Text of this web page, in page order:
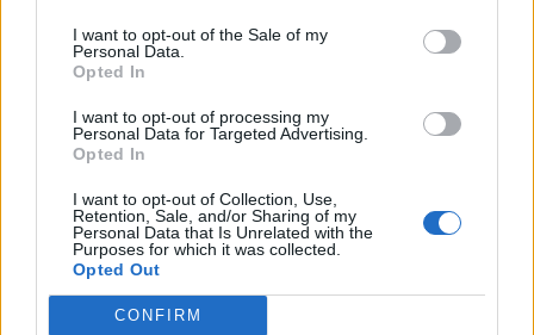
I want to opt-out of the Sale of my
Personal Data.
Opted In
I want to opt-out of processing my
Personal Data for Targeted Advertising.
Opted In
I want to opt-out of Collection, Use,
Retention, Sale, and/or Sharing of my
Personal Data that Is Unrelated with the
Purposes for which it was collected.
Opted Out
CONFIRM